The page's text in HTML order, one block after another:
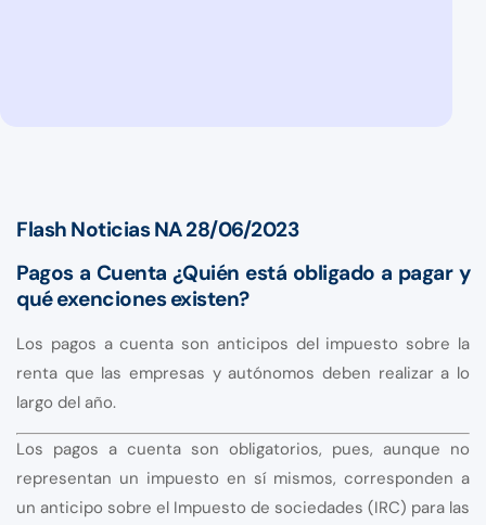
Flash Noticias NA 28/06/2023
Pagos a Cuenta ¿Quién está obligado a pagar y
qué exenciones existen?
Los pagos a cuenta son anticipos del impuesto sobre la
renta que las empresas y autónomos deben realizar a lo
largo del año.
Los pagos a cuenta son obligatorios, pues, aunque no
representan un impuesto en sí mismos, corresponden a
un anticipo sobre el Impuesto de sociedades (IRC) para las